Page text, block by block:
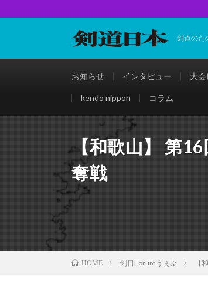
剣道のた
お知らせ インタビュー 大会
kendo nippon コラム
【和歌山】 第
奪戦
HOME 剣日Forumうぇぶ 【